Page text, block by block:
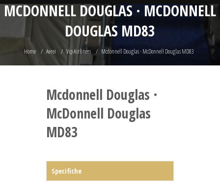
MCDONNELL DOUGLAS · MCDONNELL
DOUGLAS MD83
Home Aerei Vip Airliners Mcdonnell Douglas · McDonnell Douglas MD83
Mcdonnell Douglas ·
McDonnell Douglas
MD83
Specifiche